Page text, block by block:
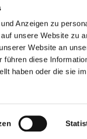
Anzeigen zu
unsere Website zu
Website an
führen diese
haben oder die sie
https://